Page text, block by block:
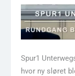
Spur1
hvor ny sløret